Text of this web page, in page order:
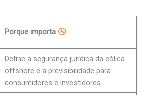
Porque importa
Define a segurança jurídica da eólica
offshore e a previsibilidade para
consumidores e investidores.